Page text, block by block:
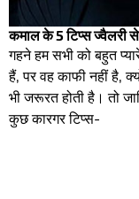
कमाल के 5 टिप्स ज्वैलरी
गहने हम सभी को बहुत
हैं, पर वह काफी नहीं है,
भी जरूरत होती है। तो
कुछ कारगर टिप्स-